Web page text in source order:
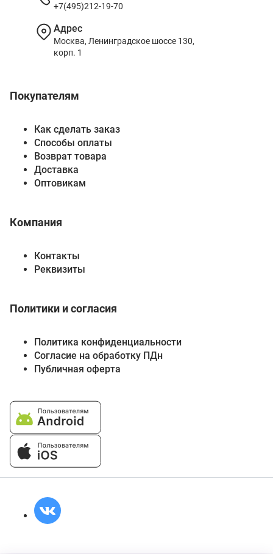
Покупателям
Как сделать заказ
Способы оплаты
Возврат товара
Доставка
Оптовикам
Компания
Контакты
Реквизиты
Политики и согласия
Политика конфиденциальности
Согласие на обработку ПДн
Публичная оферта
+7(495)212-19-70
Адрес
Москва, Ленинградское шоссе 130,
корп. 1